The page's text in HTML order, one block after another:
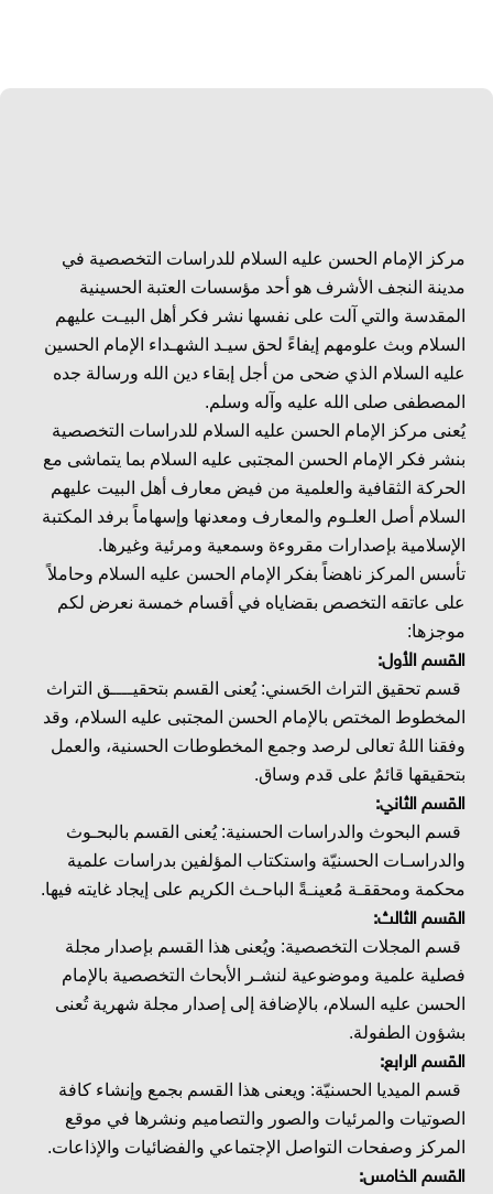
مركز الإمام الحسن عليه السلام للدراسات التخصصية في
مدينة النجف الأشرف هو أحد مؤسسات العتبة الحسينية
المقدسة والتي آلت على نفسها نشر فكر أهل البيـت عليهم
السلام وبث علومهم إيفاءً لحق سيـد الشهـداء الإمام الحسين
عليه السلام الذي ضحى من أجل إبقاء دين الله ورسالة جده
المصطفى صلى الله عليه وآله وسلم.
يُعنى مركز الإمام الحسن عليه السلام للدراسات التخصصية
بنشر فكر الإمام الحسن المجتبى عليه السلام بما يتماشى مع
الحركة الثقافية والعلمية من فيض معارف أهل البيت عليهم
السلام أصل العلـوم والمعارف ومعدنها وإسهاماً برفد المكتبة
الإسلامية بإصدارات مقروءة وسمعية ومرئية وغيرها.
تأسس المركز ناهضاً بفكر الإمام الحسن عليه السلام وحاملاً
على عاتقه التخصص بقضاياه في أقسام خمسة نعرض لكم
موجزها:
القسم الأول:
قسم تحقيق التراث الحَسني: يُعنى القسم بتحقيــــق التراث
المخطوط المختص بالإمام الحسن المجتبى عليه السلام، وقد
وفقنا اللهُ تعالى لرصد وجمع المخطوطات الحسنية، والعمل
بتحقيقها قائمٌ على قدم وساق.
القسم الثاني:
قسم البحوث والدراسات الحسنية: يُعنى القسم بالبحـوث
والدراسـات الحسنيّة واستكتاب المؤلفين بدراسات علمية
محكمة ومحققـة مُعينـةً الباحـث الكريم على إيجاد غايته فيها.
القسم الثالث:
قسم المجلات التخصصية: ويُعنى هذا القسم بإصدار مجلة
فصلية علمية وموضوعية لنشـر الأبحاث التخصصية بالإمام
الحسن عليه السلام، بالإضافة إلى إصدار مجلة شهرية تُعنى
بشؤون الطفولة.
القسم الرابع:
قسم الميديا الحسنيّة: ويعنى هذا القسم بجمع وإنشاء كافة
الصوتيات والمرئيات والصور والتصاميم ونشرها في موقع
المركز وصفحات التواصل الإجتماعي والفضائيات والإذاعات.
القسم الخامس: